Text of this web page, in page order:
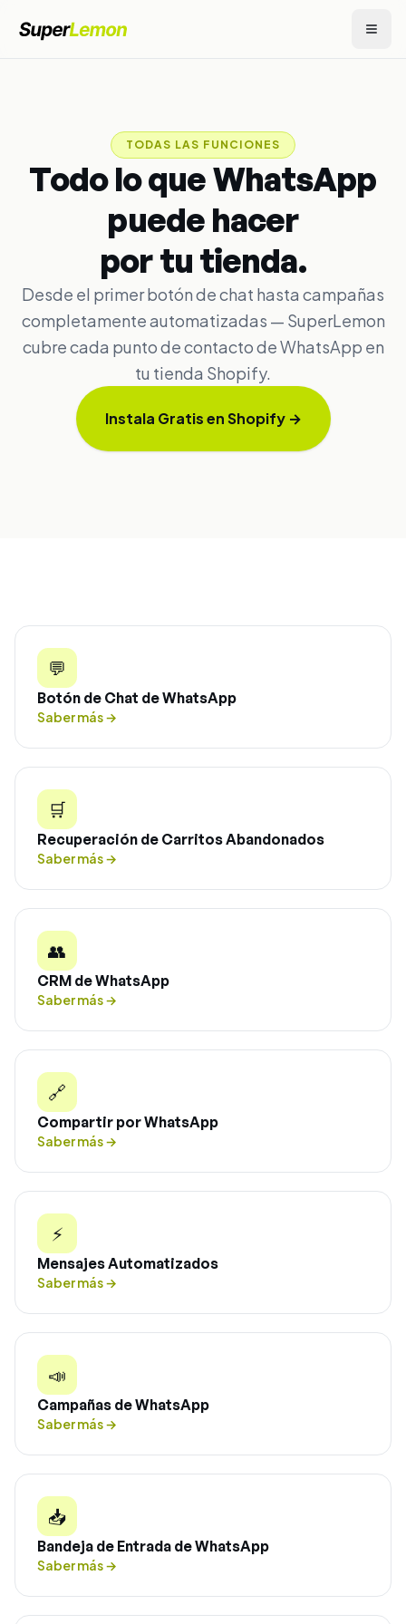
TODAS LAS FUNCIONES
Todo lo que WhatsApp
puede hacer
por tu tienda.
Desde el primer botón de chat hasta campañas
completamente automatizadas — SuperLemon
cubre cada punto de contacto de WhatsApp en
tu tienda Shopify.
Instala Gratis en Shopify→
💬
Botón de Chat de WhatsApp
Saber más→
🛒
Recuperación de Carritos Abandonados
Saber más→
👥
CRM de WhatsApp
Saber más→
🔗
Compartir por WhatsApp
Saber más→
⚡
Mensajes Automatizados
Saber más→
📣
Campañas de WhatsApp
Saber más→
📥
Bandeja de Entrada de WhatsApp
Saber más→